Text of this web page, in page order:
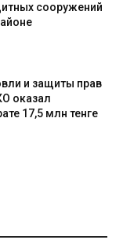
сооружений
и защиты прав
оказал
17,5 млн тенге